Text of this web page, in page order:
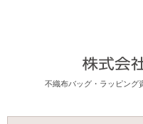
不織布バッグ・ラッピング